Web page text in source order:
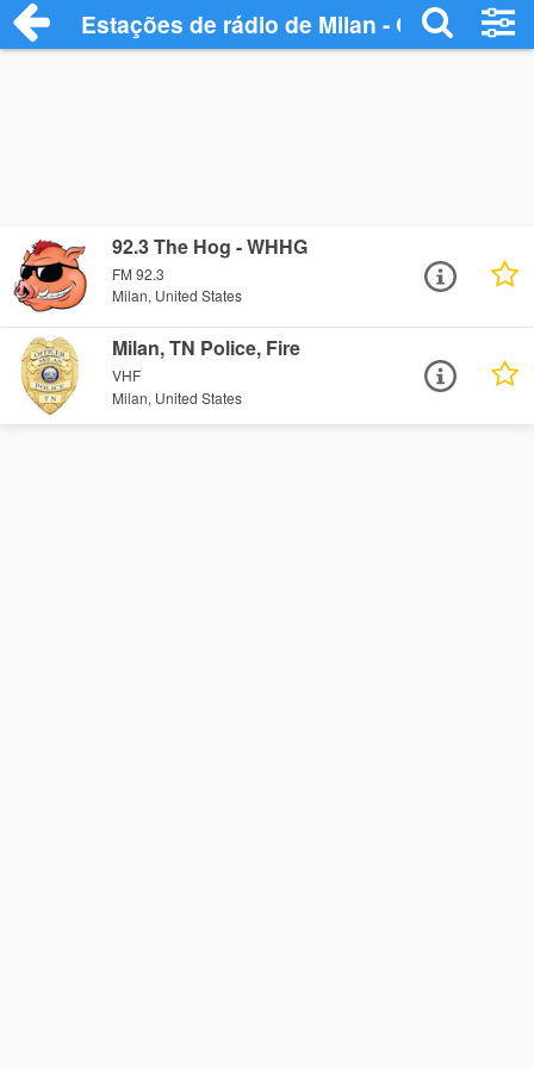
Estações de rádio de Milan - Ouça Online
92.3 The Hog - WHHG
FM 92.3
Milan, United States
Milan, TN Police, Fire
VHF
Milan, United States